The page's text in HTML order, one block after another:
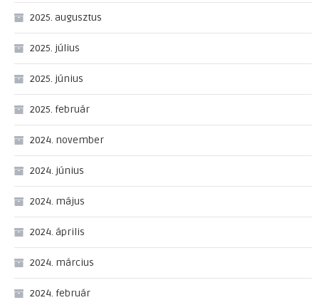
2025. augusztus
2025. július
2025. június
2025. február
2024. november
2024. június
2024. május
2024. április
2024. március
2024. február